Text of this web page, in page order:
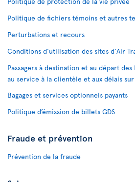
Politique de fichiers témoins et autres
Perturbations et recours
Conditions d’utilisation des sites d'Air
Passagers à destination et au départ
au service à la clientèle et aux délais
Bagages et services optionnels payants
Politique d’émission de billets GDS
Fraude et prévention
Prévention de la fraude